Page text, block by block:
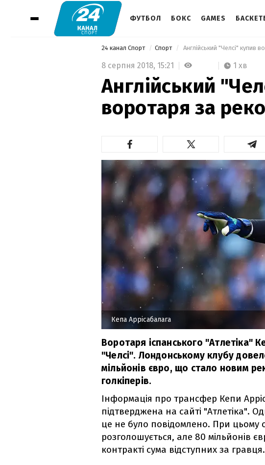
ФУТБОЛ БОКС GAMES
24 канал Спорт Спорт Англійський "Челсі" купив
8 серпня 2018, 15:21 1 хв
Англійський
воротаря за
Кепа Аррісабалага
Воротаря іспанського "Атлетіка"
"Челсі". Лондонському клубу
мільйонів євро, що стало новим
голкіперів.
Інформація про трансфер Кепи
підтверджена на сайті "Атлетіка".
це не було повідомлено. При цьому
розголошується, але 80 мільйонів
контракті сума відступних за гравця.